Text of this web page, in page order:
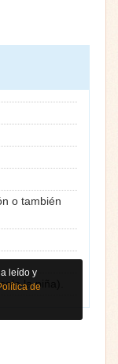
o también
la piña).
leído y
de